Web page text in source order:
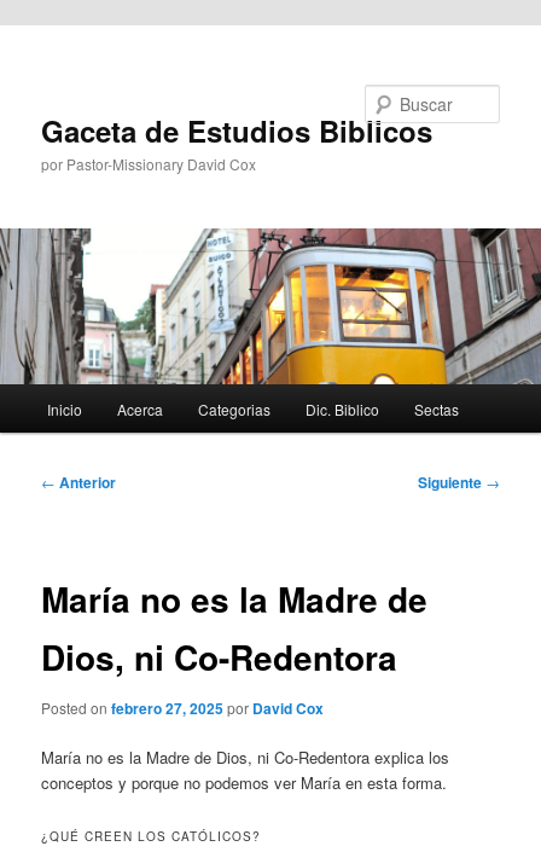
Gaceta de Estudios Biblicos
por Pastor-Missionary David Cox
principal
Inicio Acerca Categorias Dic. Biblico Sectas
Navegación
← Anterior Siguiente →
María no es la Madre de
Dios, ni Co-Redentora
Posted onfebrero 27, 2025por David Cox
María no es la Madre de Dios, ni Co-Redentora explica los
conceptos y porque no podemos ver María en esta forma.
¿QUÉ CREEN LOS CATÓLICOS?